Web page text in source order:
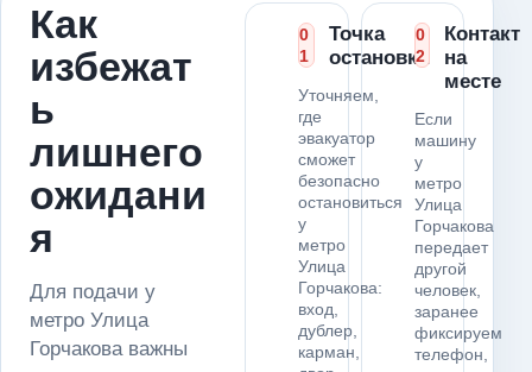
Как
избежат
ь
лишнего
ожидани
я
Для подачи у
метро Улица
Горчакова важны
0
1
Точка
остановки
Уточняем,
где
эвакуатор
сможет
безопасно
остановиться
у
метро
Улица
Горчакова:
вход,
дублер,
карман,
0
2
Контакт
на
месте
Если
машину
у
метро
Улица
Горчакова
передает
другой
человек,
заранее
фиксируем
телефон,